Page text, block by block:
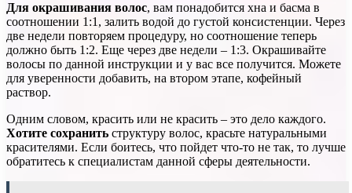
Для окрашивания волос, вам понадобится хна и басма в
соотношении 1:1, залить водой до густой консистенции. Через
две недели повторяем процедуру, но соотношение теперь
должно быть 1:2. Еще через две недели – 1:3. Окрашивайте
волосы по данной инструкции и у вас все получится. Можете
для уверенности добавить, на втором этапе, кофейный
раствор.
Одним словом, красить или не красить – это дело каждого.
Хотите сохранить структуру волос, красьте натуральными
красителями. Если боитесь, что пойдет что-то не так, то лучше
обратитесь к специалистам данной сферы деятельности.